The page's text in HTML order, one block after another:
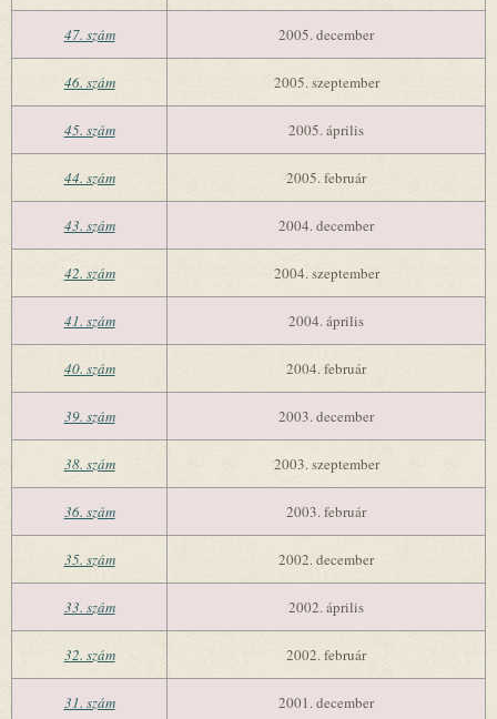
47. szám 2005. december
46. szám 2005. szeptember
45. szám 2005. április
44. szám 2005. február
43. szám 2004. december
42. szám 2004. szeptember
41. szám 2004. április
40. szám 2004. február
39. szám 2003. december
38. szám 2003. szeptember
36. szám 2003. február
35. szám 2002. december
33. szám 2002. április
32. szám 2002. február
31. szám 2001. december